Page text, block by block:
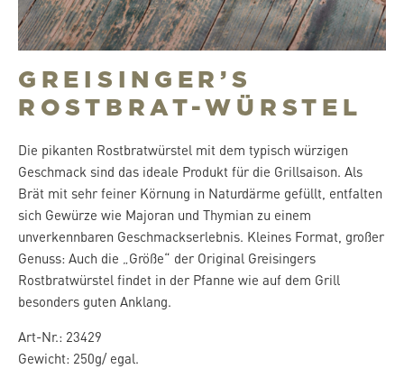
GREISINGER’S
ROSTBRAT-WÜRSTEL
Die pikanten Rostbratwürstel mit dem typisch würzigen
Geschmack sind das ideale Produkt für die Grillsaison. Als
Brät mit sehr feiner Körnung in Naturdärme gefüllt, entfalten
sich Gewürze wie Majoran und Thymian zu einem
unverkennbaren Geschmackserlebnis. Kleines Format, großer
Genuss: Auch die „Größe“ der Original Greisingers
Rostbratwürstel findet in der Pfanne wie auf dem Grill
besonders guten Anklang.
Art-Nr.: 23429
Gewicht: 250g/ egal.